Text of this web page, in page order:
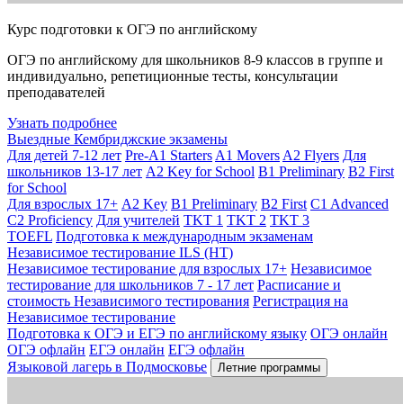
Курс подготовки к ОГЭ по английскому
ОГЭ по английскому для школьников 8-9 классов в группе и
индивидуально, репетиционные тесты, консультации
преподавателей
Узнать подробнее
Выездные Кембриджские экзамены
Для детей 7-12 лет Pre-A1 Starters A1 Movers A2 Flyers Для
школьников 13-17 лет A2 Key for School B1 Preliminary B2 First
for School
Для взрослых 17+ A2 Key B1 Preliminary B2 First C1 Advanced
C2 Proficiency Для учителей TKT 1 TKT 2 TKT 3
TOEFL Подготовка к международным экзаменам
Независимое тестирование ILS (НТ)
Независимое тестирование для взрослых 17+ Независимое
тестирование для школьников 7 - 17 лет Расписание и
стоимость Независимого тестирования Регистрация на
Независимое тестирование
Подготовка к ОГЭ и ЕГЭ по английскому языку ОГЭ онлайн
ОГЭ офлайн ЕГЭ онлайн ЕГЭ офлайн
Языковой лагерь в Подмосковье
Летние программы